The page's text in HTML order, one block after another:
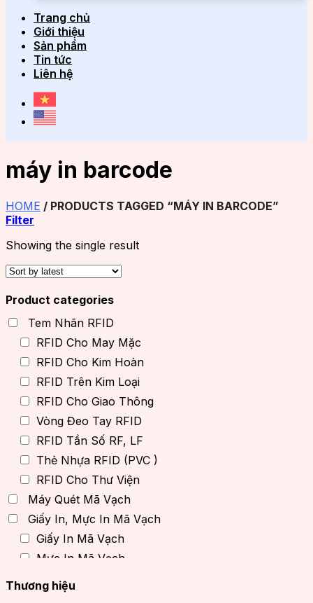
Trang chủ
Giới thiệu
Sản phẩm
Tin tức
Liên hệ
máy in barcode
HOME / PRODUCTS TAGGED “MÁY IN BARCODE”
Filter
Showing the single result
Product categories
Tem Nhãn RFID
RFID Cho May Mặc
RFID Cho Kim Hoàn
RFID Trên Kim Loại
RFID Cho Giao Thông
Vòng Đeo Tay RFID
RFID Tần Số RF, LF
Thẻ Nhựa RFID (PVC )
RFID Cho Thư Viện
Máy Quét Mã Vạch
Giấy In, Mực In Mã Vạch
Giấy In Mã Vạch
Mực In Mã Vạch
Máy In Decal, Máy In Cầm Tay
Thiết bị RFID
Thương hiệu